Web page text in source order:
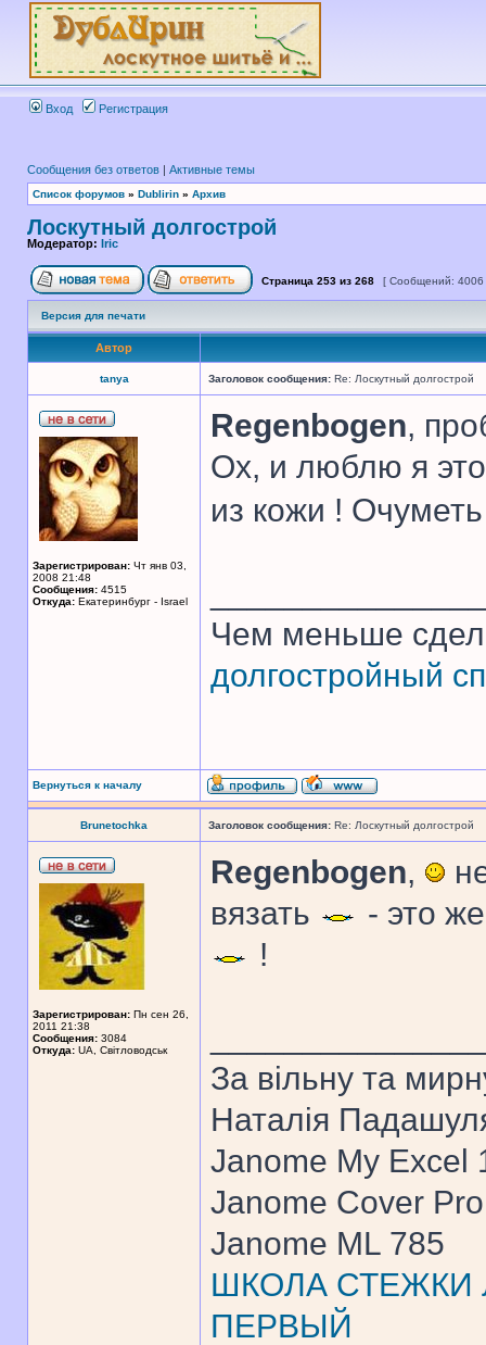
Вход Регистрация
Сообщения без ответов | Активные темы
Список форумов » Dublirin » Архив
Лоскутный долгострой
Модератор: Iric
Страница 253 из 268 [ Сообщений:
Версия для печати
Автор
tanya Заголовок сообщения: Re: Лоскутный долгострой
Зарегистрирован: Чт янв 03,
2008 21:48
Сообщения: 4515
Откуда: Екатеринбург - Israel
Regenbogen,
Ох, и люблю я
из кожи !
Чем меньше
долгостройный
Вернуться к началу
Brunetochka Заголовок сообщения: Re: Лоскутный долгострой
Зарегистрирован: Пн сен 26,
2011 21:38
Сообщения: 3084
Откуда: UA, Свiтловодськ
Regenbogen,
вязать
- это
!
За вiльну та
Наталiя
Janome My Excel
Janome Cover
Janome ML 785
ШКОЛА СТЕЖКИ
ПЕРВЫЙ